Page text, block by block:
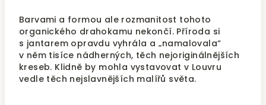
Barvami a formou ale rozmanitost tohoto
organického drahokamu nekončí. Příroda si
s jantarem opravdu vyhrála a „namalovala“
v něm tisíce nádherných, těch nejoriginálnějších
kreseb. Klidně by mohla vystavovat v Louvru
vedle těch nejslavnějších malířů světa.